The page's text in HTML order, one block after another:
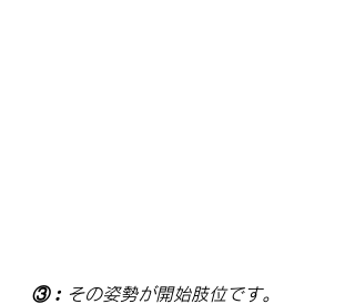
③︰その姿勢が開始肢位です。